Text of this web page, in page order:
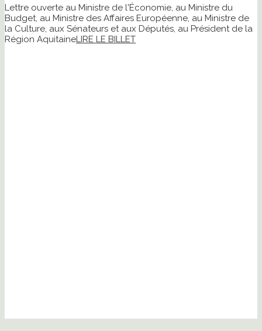
Lettre ouverte au Ministre de l'Économie, au Ministre du
Budget, au Ministre des Affaires Européenne, au Ministre de
la Culture, aux Sénateurs et aux Députés, au Président de la
Région AquitaineLIRE LE BILLET